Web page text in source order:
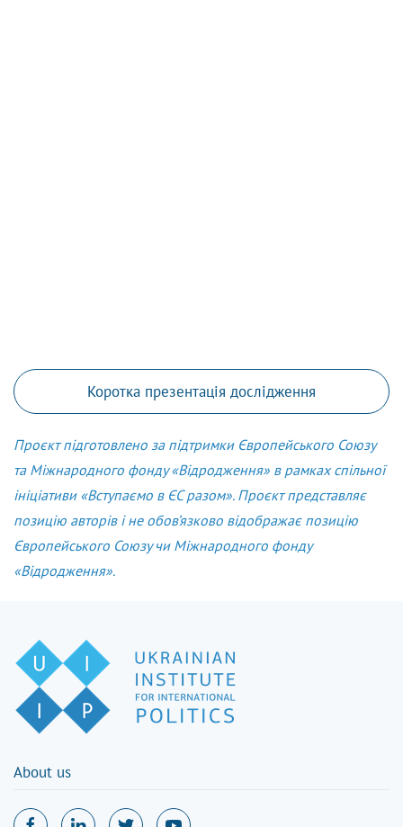
Коротка презентація дослідження
Проєкт підготовлено за підтримки Європейського Союзу
та Міжнародного фонду «Відродження» в рамках спільної
ініціативи «Вступаємо в ЄС разом». Проєкт представляє
позицію авторів і не обов’язково відображає позицію
Європейського Союзу чи Міжнародного фонду
«Відродження».
About us